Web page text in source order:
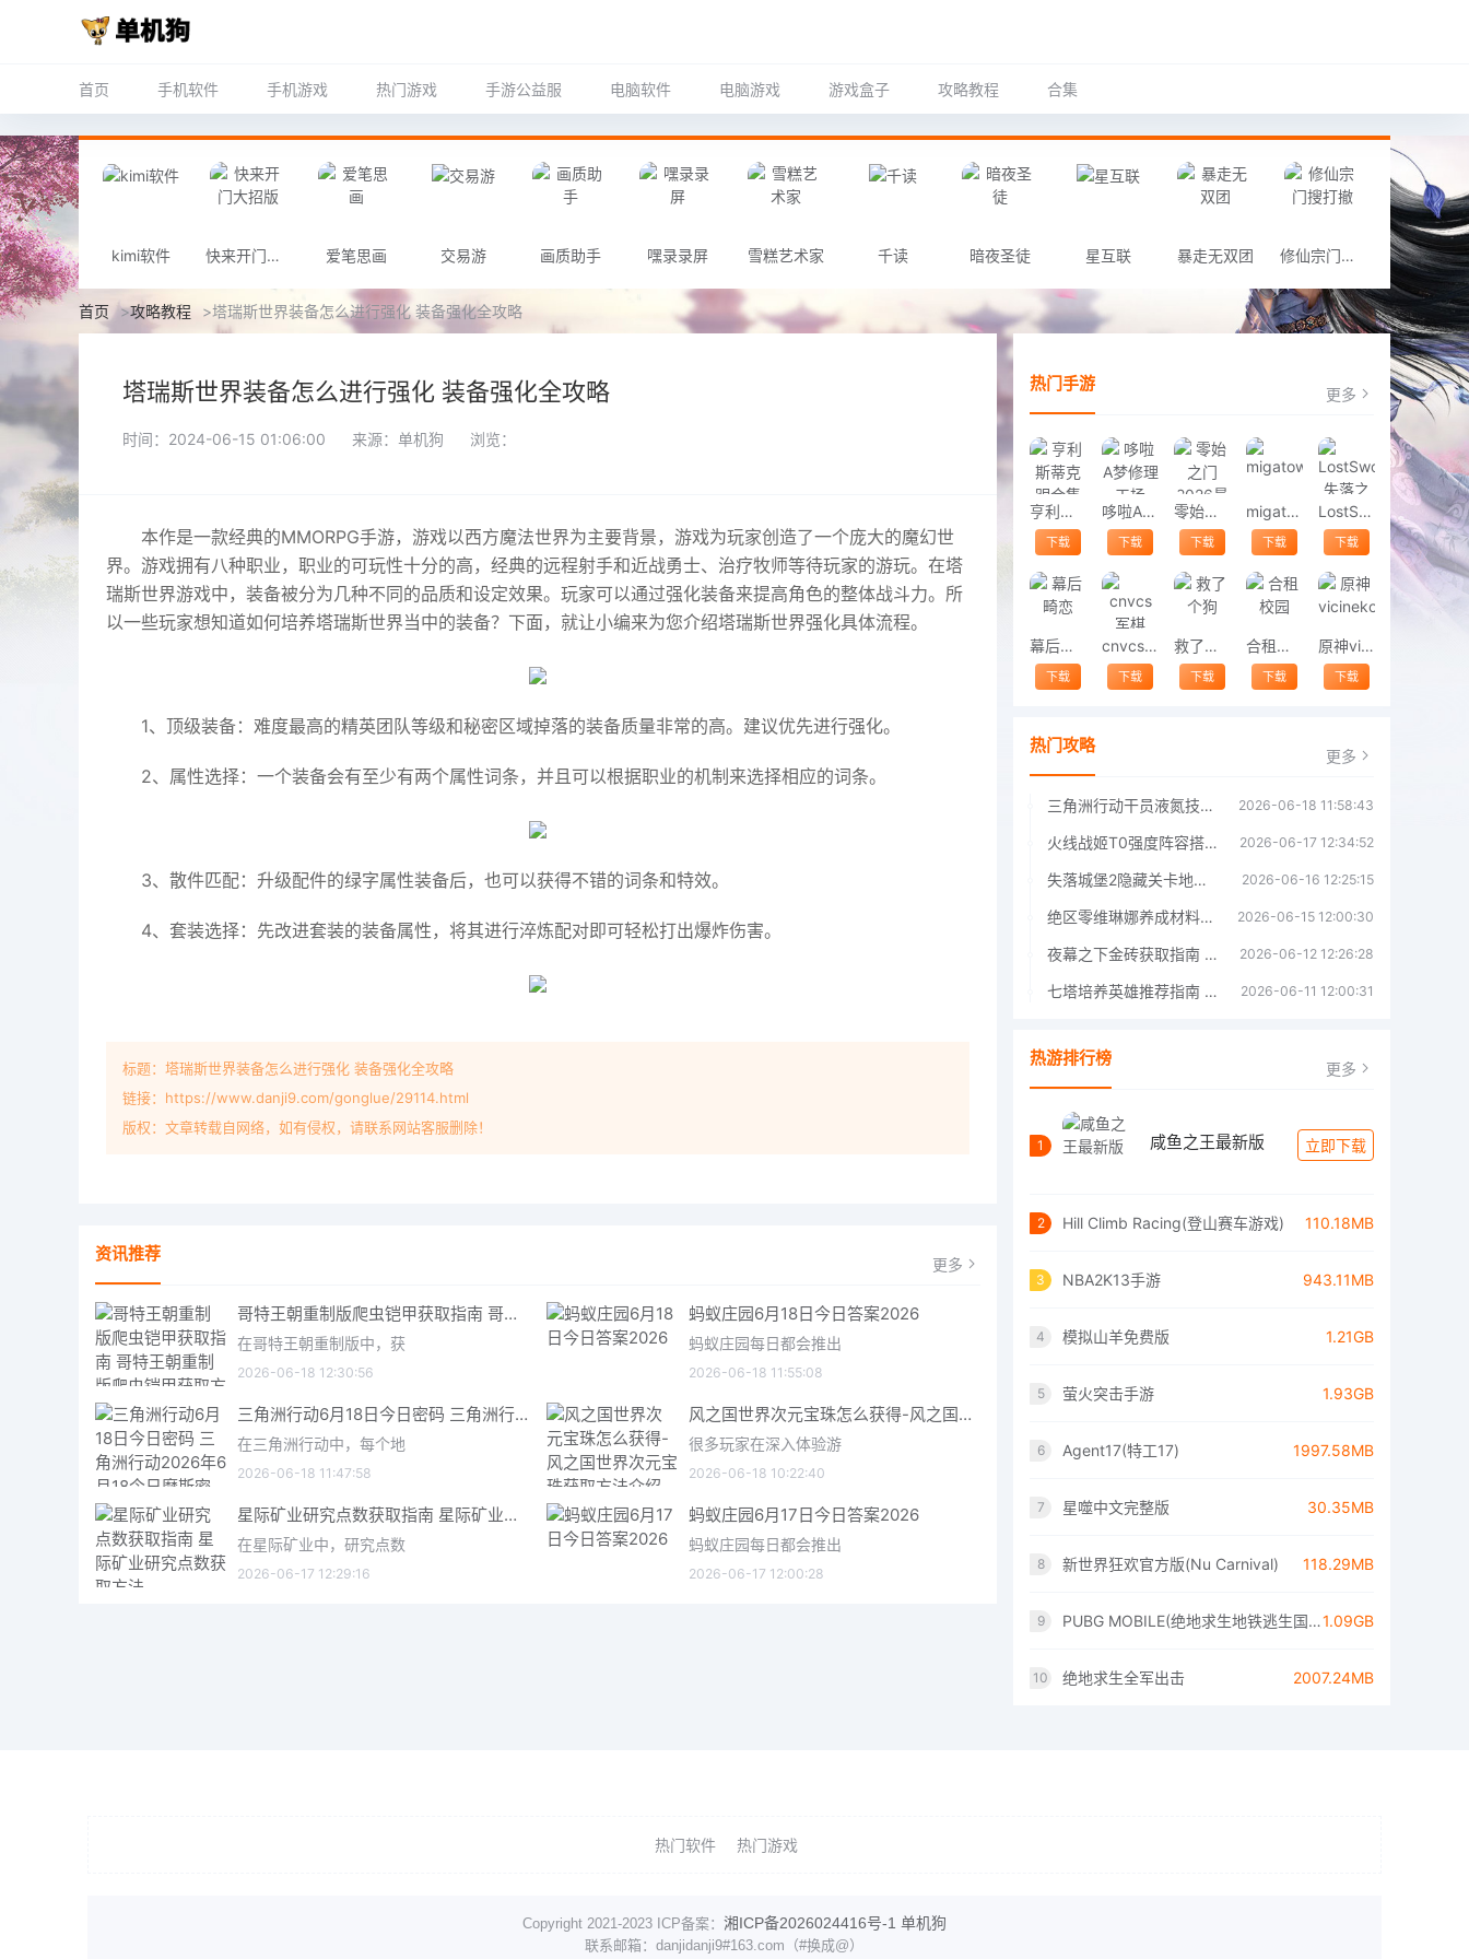
首页 手机软件 手机游戏 热门游戏 手游公益服 电脑软件 电脑游戏 游戏盒子 攻略教程 合集
kimi软件 快来开门大招版 爱笔思画 交易游 画质助手 嘿录录屏 雪糕艺术家 千读 暗夜圣徒 星互联 暴走无双团 修仙宗门搜打撤
首页 >攻略教程 >塔瑞斯世界装备怎么进行强化 装备强化全攻略
塔瑞斯世界装备怎么进行强化 装备强化全攻略
时间：2024-06-15 01:06:00 来源：单机狗 浏览：
本作是一款经典的MMORPG手游，游戏以西方魔法世界为主要背景，游戏为玩家创造了一个庞大的魔幻世
界。游戏拥有八种职业，职业的可玩性十分的高，经典的远程射手和近战勇士、治疗牧师等待玩家的游玩。在塔
瑞斯世界游戏中，装备被分为几种不同的品质和设定效果。玩家可以通过强化装备来提高角色的整体战斗力。所
以一些玩家想知道如何培养塔瑞斯世界当中的装备？下面，就让小编来为您介绍塔瑞斯世界强化具体流程。
1、顶级装备：难度最高的精英团队等级和秘密区域掉落的装备质量非常的高。建议优先进行强化。
2、属性选择：一个装备会有至少有两个属性词条，并且可以根据职业的机制来选择相应的词条。
3、散件匹配：升级配件的绿字属性装备后，也可以获得不错的词条和特效。
4、套装选择：先改进套装的装备属性，将其进行淬炼配对即可轻松打出爆炸伤害。
标题：塔瑞斯世界装备怎么进行强化 装备强化全攻略
链接：https://www.danji9.com/gonglue/29114.html
版权：文章转载自网络，如有侵权，请联系网站客服删除！
资讯推荐 更多
哥特王朝重制版爬虫铠甲获取指南 哥特王朝重制版爬虫铠甲获取方法
在哥特王朝重制版中，获
2026-06-18 12:30:56
蚂蚁庄园6月18日今日答案2026
蚂蚁庄园每日都会推出
2026-06-18 11:55:08
三角洲行动6月18日今日密码 三角洲行动2026年6月18今日摩斯密码分享
在三角洲行动中，每个地
2026-06-18 11:47:58
风之国世界次元宝珠怎么获得-风之国世界次元宝珠获取方法介绍
很多玩家在深入体验游
2026-06-18 10:22:40
星际矿业研究点数获取指南 星际矿业研究点数获取方法
在星际矿业中，研究点数
2026-06-17 12:29:16
蚂蚁庄园6月17日今日答案2026
蚂蚁庄园每日都会推出
2026-06-17 12:00:28
热门手游 更多
亨利斯蒂克明合集
下载
哆啦A梦修理工场
下载
零始之门2026最新版
下载
migatowemyworld1.68
下载
LostSword失落之剑
下载
幕后畸恋
下载
cnvcs军棋
下载
救了个狗
下载
合租校园
下载
原神vicineko
下载
热门攻略 更多
三角洲行动干员液氮技能效果详解 三角洲行动干员液氮技能介绍 2026-06-18 11:58:43
火线战姬T0强度阵容搭配推荐 火线战姬T0强度阵容哪个好 2026-06-17 12:34:52
失落城堡2隐藏关卡地图解锁指南 2026-06-16 12:25:15
绝区零维琳娜养成材料汇总指南 2026-06-15 12:00:30
夜幕之下金砖获取指南 夜幕之下金砖获取方法 2026-06-12 12:26:28
七塔培养英雄推荐指南 七塔培养哪个英雄好 2026-06-11 12:00:31
热游排行榜 更多
1 咸鱼之王最新版 立即下载
2 Hill Climb Racing(登山赛车游戏) 110.18MB
3 NBA2K13手游 943.11MB
4 模拟山羊免费版 1.21GB
5 萤火突击手游 1.93GB
6 Agent17(特工17) 1997.58MB
7 星噬中文完整版 30.35MB
8 新世界狂欢官方版(Nu Carnival) 118.29MB
9 PUBG MOBILE(绝地求生地铁逃生国际服)1.09GB
10 绝地求生全军出击 2007.24MB
热门软件 热门游戏
Copyright 2021-2023 ICP备案： 湘ICP备2026024416号-1 单机狗
联系邮箱：danjidanji9#163.com（#换成@）